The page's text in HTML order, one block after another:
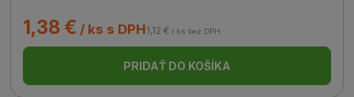
1,38 € / ks s DPH1,12 € / ks bez DPH
PRIDAŤ DO KOŠÍKA